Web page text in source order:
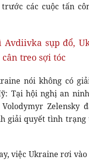
các cuộc tấn
Avdiivka sụp đổ,
treo sợi tóc
nói không có
Tại hội nghị an
Zelensky
giải quyết tình
việc Ukraine rơi